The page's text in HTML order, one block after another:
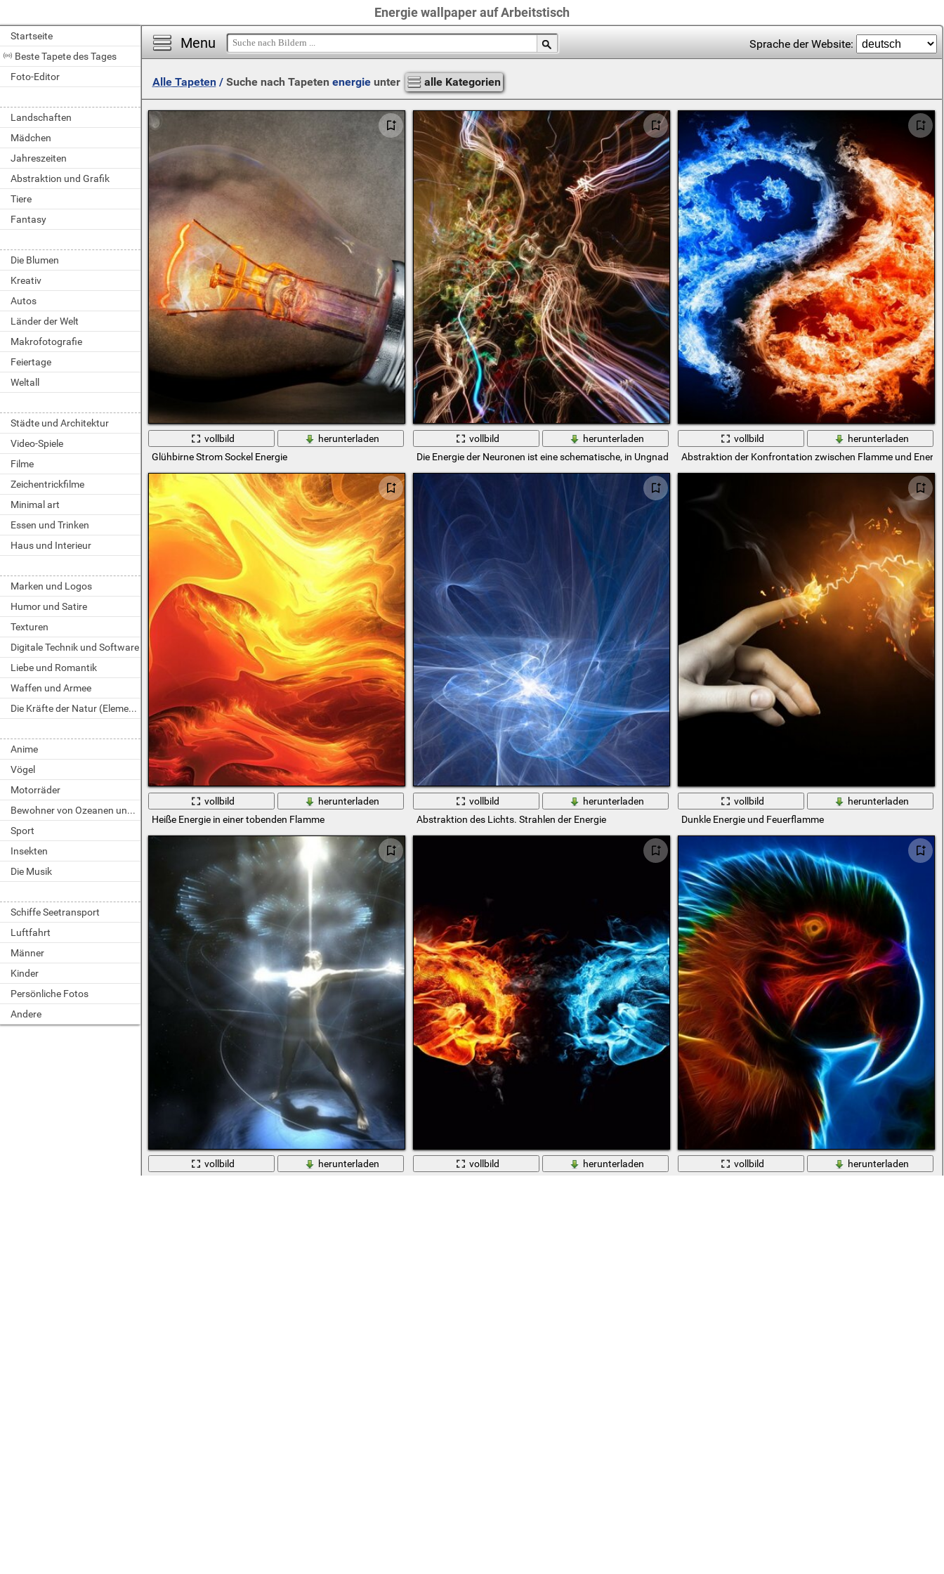
Energie wallpaper auf Arbeitstisch
Startseite
Beste Tapete des Tages
Foto-Editor
Landschaften
Mädchen
Jahreszeiten
Abstraktion und Grafik
Tiere
Fantasy
Die Blumen
Kreativ
Autos
Länder der Welt
Makrofotografie
Feiertage
Weltall
Städte und Architektur
Video-Spiele
Filme
Zeichentrickfilme
Minimal art
Essen und Trinken
Haus und Interieur
Marken und Logos
Humor und Satire
Texturen
Digitale Technik und Software
Liebe und Romantik
Waffen und Armee
Die Kräfte der Natur (Elemente)
Anime
Vögel
Motorräder
Bewohner von Ozeanen und Flüssen
Sport
Insekten
Die Musik
Schiffe Seetransport
Luftfahrt
Männer
Kinder
Persönliche Fotos
Andere
Menu Sprache der Website:
Alle Tapeten/ Suche nach Tapeten energieunter alle Kategorien
vollbild
herunterladen
Glühbirne Strom Sockel Energie
vollbild
herunterladen
Die Energie der Neuronen ist eine schematische, in Ungnade gefallene wissenschaftliche Bewegung
vollbild
herunterladen
Abstraktion der Konfrontation zwischen Flamme und
vollbild
herunterladen
Heiße Energie in einer tobenden Flamme
vollbild
herunterladen
Abstraktion des Lichts. Strahlen der Energie
vollbild
herunterladen
Dunkle Energie und Feuerflamme
vollbild
herunterladen
vollbild
herunterladen
vollbild
herunterladen